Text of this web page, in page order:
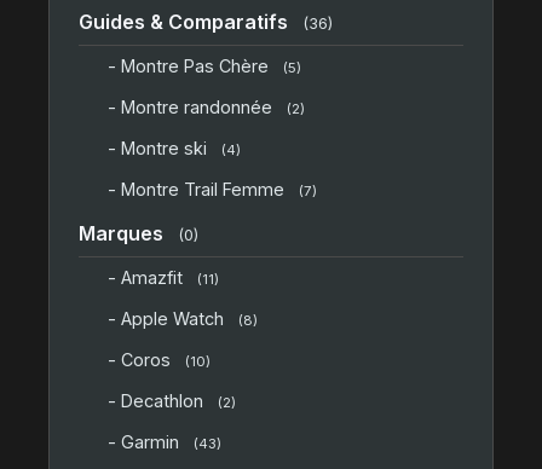
Guides & Comparatifs (36)
- Montre Pas Chère (5)
- Montre randonnée (2)
- Montre ski (4)
- Montre Trail Femme (7)
Marques (0)
- Amazfit (11)
- Apple Watch (8)
- Coros (10)
- Decathlon (2)
- Garmin (43)